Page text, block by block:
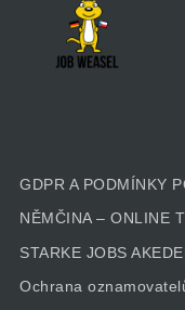
GDPR A PODMÍNKY
NĚMČINA – ONLINE
STARKE JOBS
Ochrana